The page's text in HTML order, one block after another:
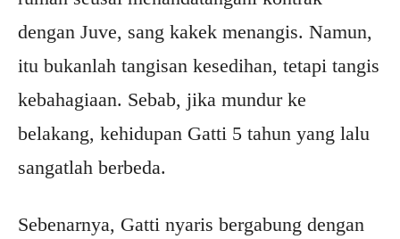
dengan Juve, sang kakek menangis. Namun,
itu bukanlah tangisan kesedihan, tetapi tangis
kebahagiaan. Sebab, jika mundur ke
belakang, kehidupan Gatti 5 tahun yang lalu
sangatlah berbeda.
Sebenarnya, Gatti nyaris bergabung dengan